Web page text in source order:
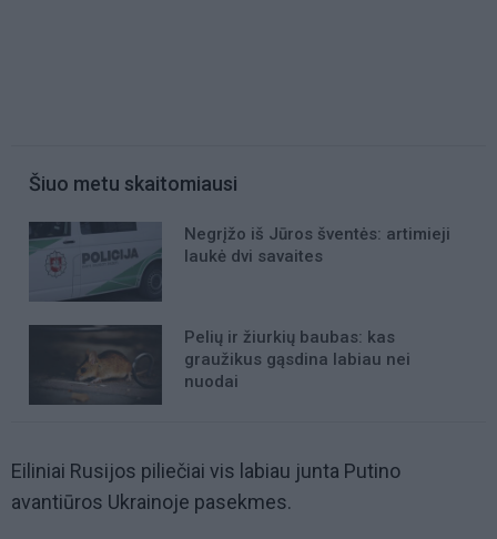
Šiuo metu skaitomiausi
Negrįžo iš Jūros šventės: artimieji
laukė dvi savaites
Pelių ir žiurkių baubas: kas
graužikus gąsdina labiau nei
nuodai
Eiliniai Rusijos piliečiai vis labiau junta Putino
avantiūros Ukrainoje pasekmes.